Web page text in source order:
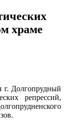
храме
г. Долгопрудный
репрессий,